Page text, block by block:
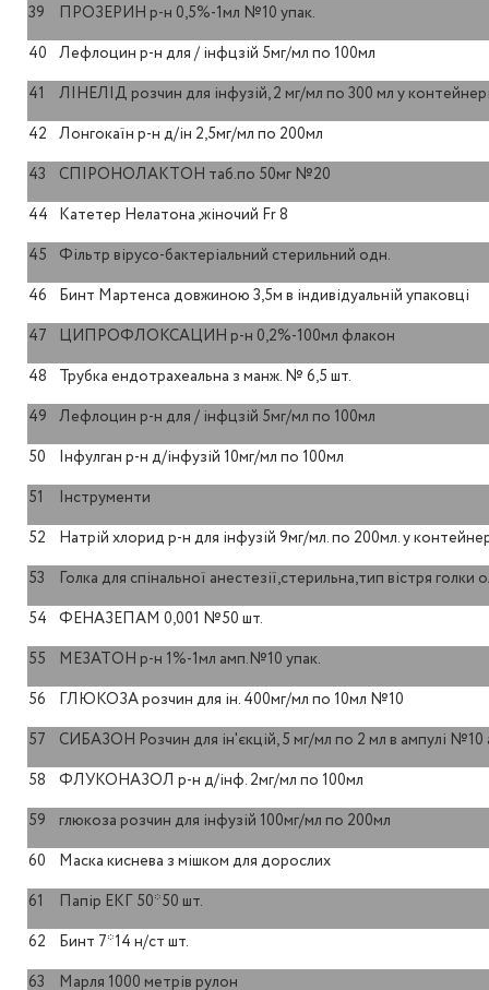
39
ПРОЗЕРИН р-н 0,5%-1мл №10 упак.
40 Лефлоцин р-н для / інфцзій 5мг/мл по 100мл
41
ЛІНЕЛІД розчин для інфузій, 2 мг/мл по 300 мл у
42 Лонгокаїн р-н д/ін 2,5мг/мл по 200мл
43
СПІРОНОЛАКТОН таб.по 50мг №20
44 Катетер Нелатона ,жіночий Fr 8
45
Фільтр вірусо-бактеріальний стерильний одн.
46
Бинт Мартенса довжиною 3,5м в індивідуальній упаковці
47
ЦИПРОФЛОКСАЦИН р-н 0,2%-100мл флакон
48
Трубка ендотрахеальна з манж. № 6,5 шт.
49 Лефлоцин р-н для / інфцзій 5мг/мл по 100мл
50
Інфулган р-н д/інфузій 10мг/мл по 100мл
51
Інструменти
52
Натрій хлорид р-н для інфузій 9мг/мл. по 200мл. у
53
Голка для спінальної анестезії,стерильна,тип вістря
54 ФЕНАЗЕПАМ 0,001 №50 шт.
55
МЕЗАТОН р-н 1%-1мл амп.№10 упак.
56
ГЛЮКОЗА розчин для ін. 400мг/мл по 10мл №10
57
СИБАЗОН Розчин для ін'єкцій, 5 мг/мл по 2 мл в ампулі №10
58
ФЛУКОНАЗОЛ р-н д/інф. 2мг/мл по 100мл
59
глюкоза розчин для інфузій 100мг/мл по 200мл
60
Маска киснева з мішком для дорослих
61
Папір ЕКГ 50*50 шт.
62
Бинт 7*14 н/ст шт.
63
Марля 1000 метрів рулон